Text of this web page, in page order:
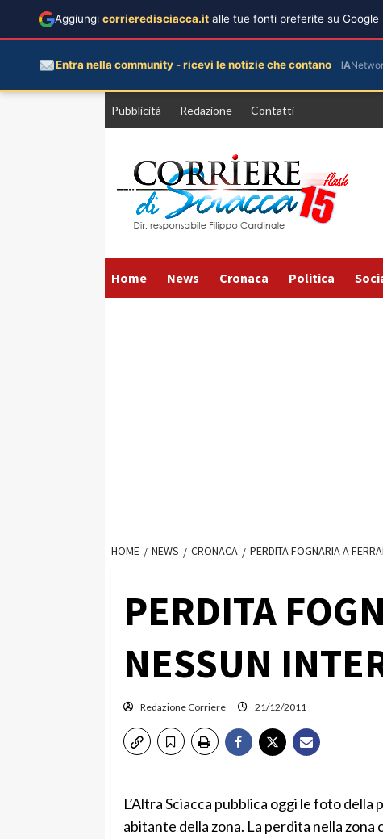
Pubblicità Redazione Contatti
Home News Cronaca Politica
HOME NEWS CRONACA PERDITA FOGNARIA A
PERDITA
NESSUN
Redazione Corriere 21/12/2011
L’Altra Sciacca pubblica oggi le foto
abitante della zona. La perdita nella zona
Aggiungi corrieredisciacca.it alle tue fonti preferite su
Entra nella community - ricevi le notizie che contano IA